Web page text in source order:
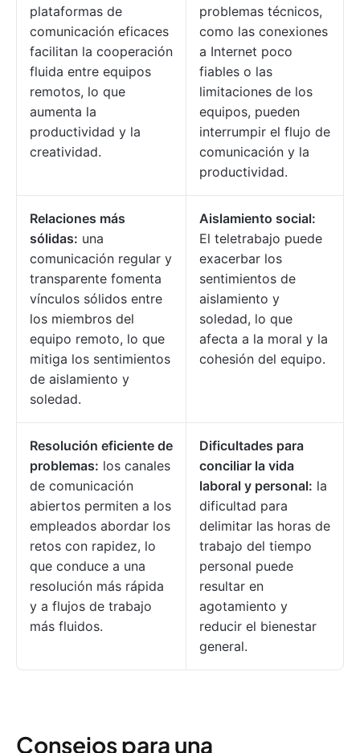
plataformas de
comunicación eficaces
facilitan la cooperación
fluida entre equipos
remotos, lo que
aumenta la
productividad y la
creatividad.
problemas técnicos,
como las conexiones
a Internet poco
fiables o las
limitaciones de los
equipos, pueden
interrumpir el flujo de
comunicación y la
productividad.
Relaciones más
sólidas: una
comunicación regular y
transparente fomenta
vínculos sólidos entre
los miembros del
equipo remoto, lo que
mitiga los sentimientos
de aislamiento y
soledad.
Aislamiento social:
El teletrabajo puede
exacerbar los
sentimientos de
aislamiento y
soledad, lo que
afecta a la moral y la
cohesión del equipo.
Resolución eficiente de
problemas: los canales
de comunicación
abiertos permiten a los
empleados abordar los
retos con rapidez, lo
que conduce a una
resolución más rápida
y a flujos de trabajo
más fluidos.
Dificultades para
conciliar la vida
laboral y personal: la
dificultad para
delimitar las horas de
trabajo del tiempo
personal puede
resultar en
agotamiento y
reducir el bienestar
general.
Consejos para una